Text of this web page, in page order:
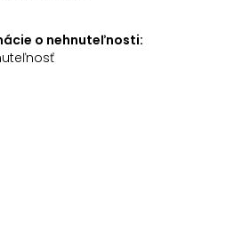
o nehnuteľnosti: